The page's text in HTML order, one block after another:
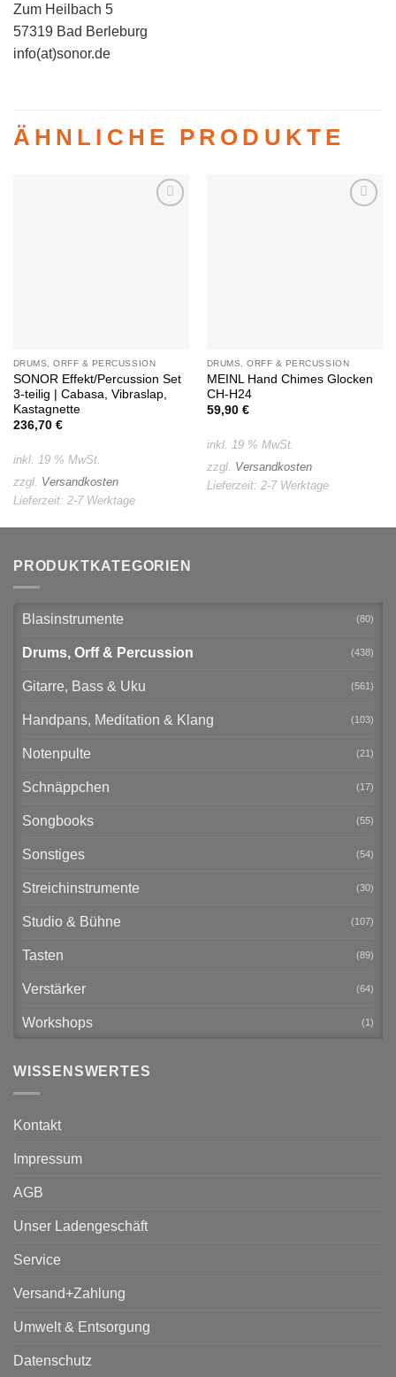
Zum Heilbach 5
57319 Bad Berleburg
info(at)sonor.de
ÄHNLICHE PRODUKTE
DRUMS, ORFF & PERCUSSION
SONOR Effekt/Percussion Set
3-teilig | Cabasa, Vibraslap,
Kastagnette
236,70 €
inkl. 19 % MwSt.
zzgl. Versandkosten
Lieferzeit: 2-7 Werktage
DRUMS, ORFF & PERCUSSION
MEINL Hand Chimes Glocken
CH-H24
59,90 €
inkl. 19 % MwSt.
zzgl. Versandkosten
Lieferzeit: 2-7 Werktage
PRODUKTKATEGORIEN
Blasinstrumente (80)
Drums, Orff & Percussion (438)
Gitarre, Bass & Uku (561)
Handpans, Meditation & Klang (103)
Notenpulte (21)
Schnäppchen (17)
Songbooks (55)
Sonstiges (54)
Streichinstrumente (30)
Studio & Bühne (107)
Tasten (89)
Verstärker (64)
Workshops (1)
WISSENSWERTES
Kontakt
Impressum
AGB
Unser Ladengeschäft
Service
Versand+Zahlung
Umwelt & Entsorgung
Datenschutz